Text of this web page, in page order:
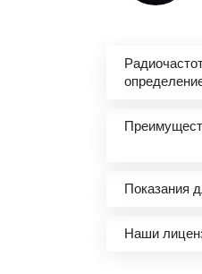
Показания
Наши